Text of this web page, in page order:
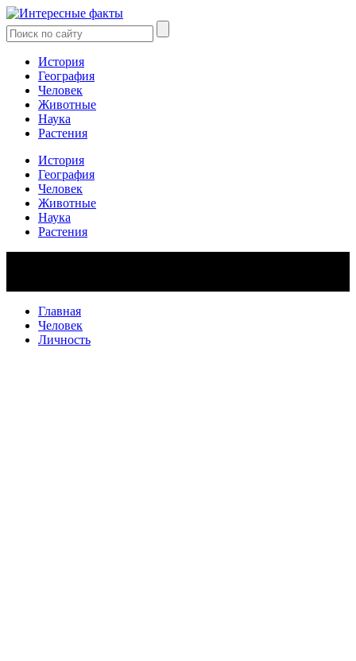
История
География
Человек
Животные
Наука
Растения
История
География
Человек
Животные
Наука
Растения
Главная
Человек
Личность